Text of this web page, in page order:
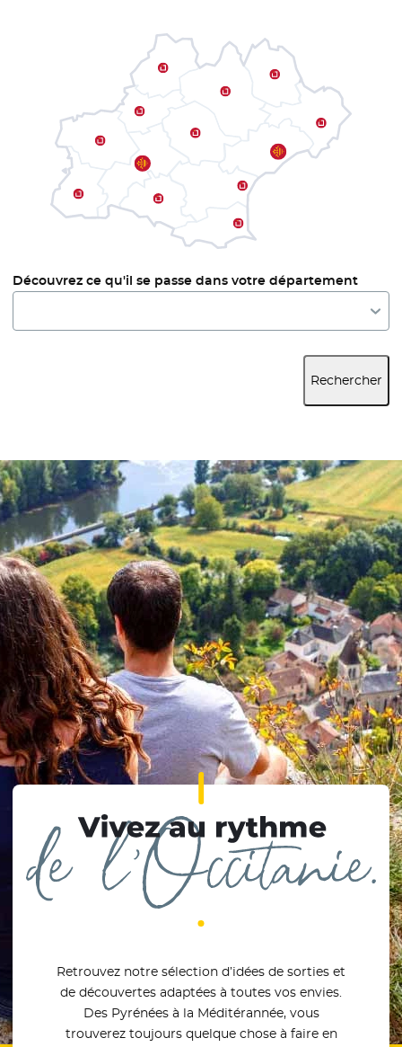
Découvrez ce qu'il se passe dans votre département
Rechercher
Vivez au rythme de l'Occitanie
Retrouvez notre sélection d’idées de sorties et
de découvertes adaptées à toutes vos envies.
Des Pyrénées à la Méditérannée, vous
trouverez toujours quelque chose à faire en